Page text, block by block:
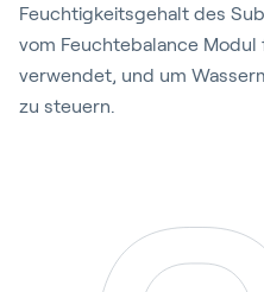
Feuchtigkeitsgehalt des
vom Feuchtebalance
verwendet, und um
zu steuern.